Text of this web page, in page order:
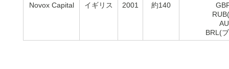
Novox Capital イギリス 2001 約140
BRL(